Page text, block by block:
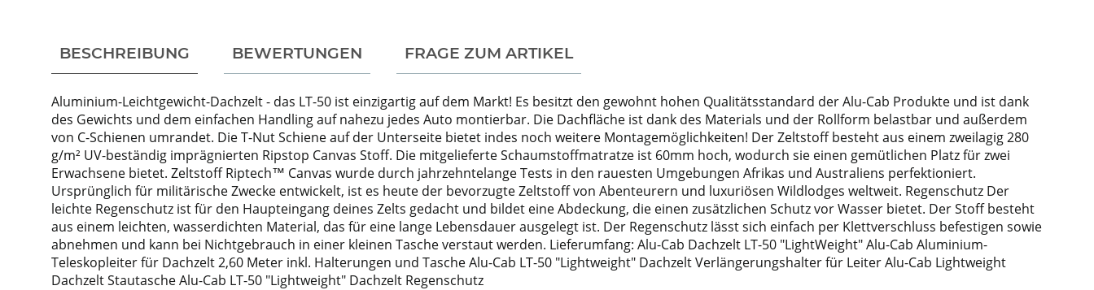
BESCHREIBUNG BEWERTUNGEN FRAGE ZUM ARTIKEL
Aluminium-Leichtgewicht-Dachzelt - das LT-50 ist einzigartig auf dem Markt! Es besitzt den gewohnt hohen Qualitätsstandard der Alu-Cab Produkte und ist dank
des Gewichts und dem einfachen Handling auf nahezu jedes Auto montierbar. Die Dachfläche ist dank des Materials und der Rollform belastbar und außerdem
von C-Schienen umrandet. Die T-Nut Schiene auf der Unterseite bietet indes noch weitere Montagemöglichkeiten! Der Zeltstoff besteht aus einem zweilagig 280
g/m² UV-beständig imprägnierten Ripstop Canvas Stoff. Die mitgelieferte Schaumstoffmatratze ist 60mm hoch, wodurch sie einen gemütlichen Platz für zwei
Erwachsene bietet. Zeltstoff Riptech™ Canvas wurde durch jahrzehntelange Tests in den rauesten Umgebungen Afrikas und Australiens perfektioniert.
Ursprünglich für militärische Zwecke entwickelt, ist es heute der bevorzugte Zeltstoff von Abenteurern und luxuriösen Wildlodges weltweit. Regenschutz Der
leichte Regenschutz ist für den Haupteingang deines Zelts gedacht und bildet eine Abdeckung, die einen zusätzlichen Schutz vor Wasser bietet. Der Stoff besteht
aus einem leichten, wasserdichten Material, das für eine lange Lebensdauer ausgelegt ist. Der Regenschutz lässt sich einfach per Klettverschluss befestigen sowie
abnehmen und kann bei Nichtgebrauch in einer kleinen Tasche verstaut werden. Lieferumfang: Alu-Cab Dachzelt LT-50 "LightWeight" Alu-Cab Aluminium-
Teleskopleiter für Dachzelt 2,60 Meter inkl. Halterungen und Tasche Alu-Cab LT-50 "Lightweight" Dachzelt Verlängerungshalter für Leiter Alu-Cab Lightweight
Dachzelt Stautasche Alu-Cab LT-50 "Lightweight" Dachzelt Regenschutz